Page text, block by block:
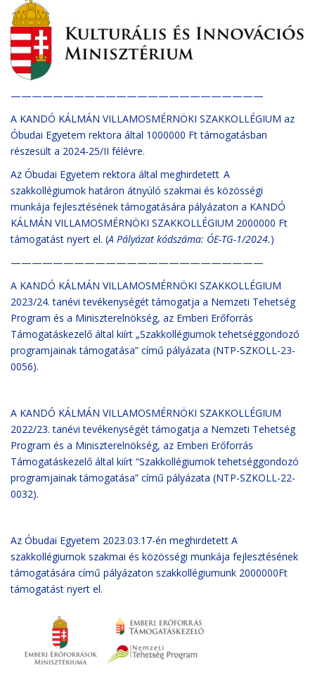
————————————————————————
A KANDÓ KÁLMÁN VILLAMOSMÉRNÖKI SZAKKOLLÉGIUM az
Óbudai Egyetem rektora által 1000000 Ft támogatásban
részesült a 2024-25/II félévre.
Az Óbudai Egyetem rektora által meghirdetett A
szakkollégiumok határon átnyúló szakmai és közösségi
munkája fejlesztésének támogatására pályázaton a KANDÓ
KÁLMÁN VILLAMOSMÉRNÖKI SZAKKOLLÉGIUM 2000000 Ft
támogatást nyert el. (A Pályázat kódszáma: ÓE-TG-1/2024.)
————————————————————————
A KANDÓ KÁLMÁN VILLAMOSMÉRNÖKI SZAKKOLLÉGIUM
2023/24. tanévi tevékenységét támogatja a Nemzeti Tehetség
Program és a Miniszterelnökség, az Emberi Erőforrás
Támogatáskezelő által kiírt „Szakkollégiumok tehetséggondozó
programjainak támogatása” című pályázata (NTP-SZKOLL-23-
0056).
A KANDÓ KÁLMÁN VILLAMOSMÉRNÖKI SZAKKOLLÉGIUM
2022/23. tanévi tevékenységét támogatja a Nemzeti Tehetség
Program és a Miniszterelnökség, az Emberi Erőforrás
Támogatáskezelő által kiírt “Szakkollégiumok tehetséggondozó
programjainak támogatása” című pályázata (NTP-SZKOLL-22-
0032).
Az Óbudai Egyetem 2023.03.17-én meghirdetett A
szakkollégiumok szakmai és közösségi munkája fejlesztésének
támogatására című pályázaton szakkollégiumunk 2000000Ft
támogatást nyert el.